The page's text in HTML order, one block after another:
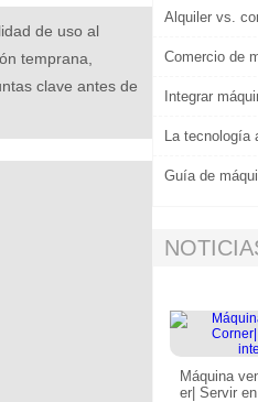
de uso al
temprana,
clave antes de
uelven los
Alquiler vs.
elados?
Comercio de
nteligente
Integrar
La tecnología
oras de
alta
Guía de
Máquina
er| Servir